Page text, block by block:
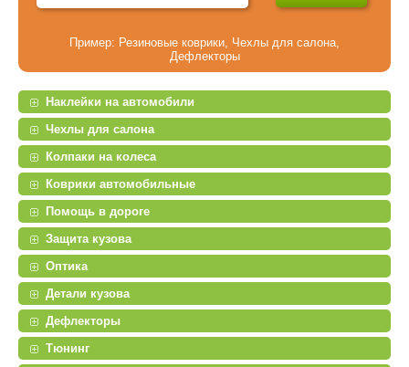
Пример: Резиновые коврики Чехлы для салона
Дефлекторы
Наклейки на автомобили
Чехлы для салона
Колпаки на колеса
Коврики автомобильные
Помощь в дороге
Защита кузова
Оптика
Детали кузова
Дефлекторы
Тюнинг